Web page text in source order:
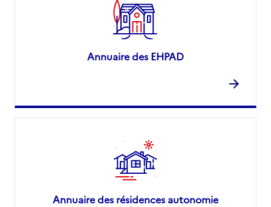
Annuaire des EHPAD
Annuaire des résidences autonomie